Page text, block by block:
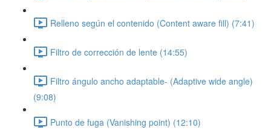
Relleno según el contenido (Content aware fill) (7:41)
Filtro de corrección de lente (14:55)
Filtro ángulo ancho adaptable- (Adaptive wide angle)
(9:08)
Punto de fuga (Vanishing point) (12:10)